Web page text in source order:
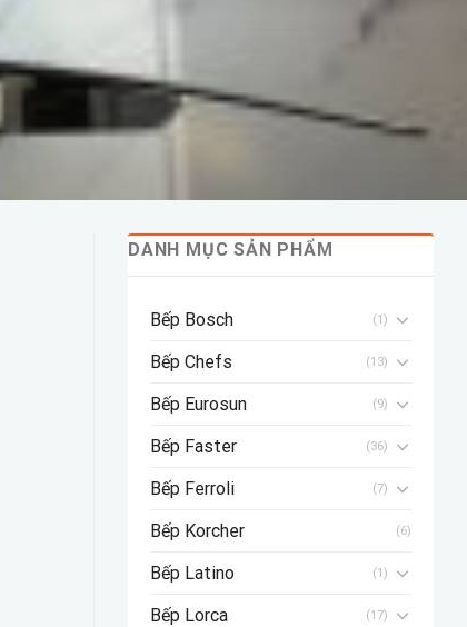
DANH MỤC SẢN PHẨM
Bếp Bosch (1)
Bếp Chefs (13)
Bếp Eurosun (9)
Bếp Faster (36)
Bếp Ferroli (7)
Bếp Korcher (6)
Bếp Latino (1)
Bếp Lorca (17)